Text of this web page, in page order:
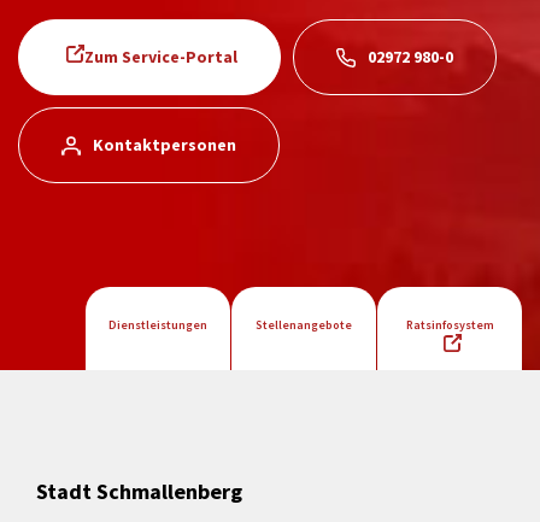
Zum Service-Portal 02972 980-0
Kontaktpersonen
Dienstleistungen Stellenangebote Ratsinfosystem
Stadt Schmallenberg